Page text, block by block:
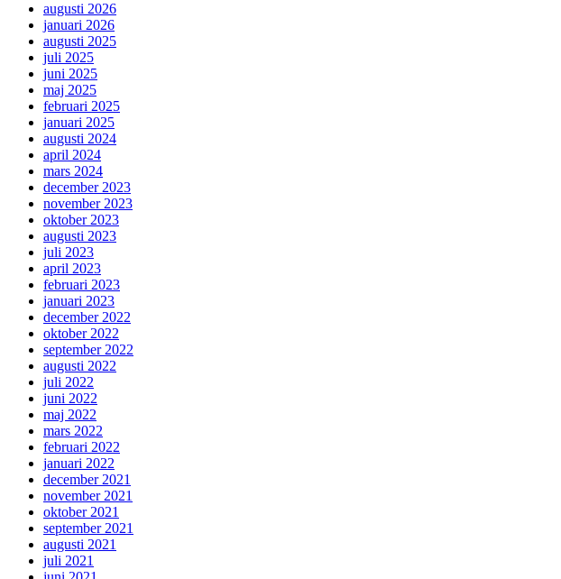
augusti 2026
januari 2026
augusti 2025
juli 2025
juni 2025
maj 2025
februari 2025
januari 2025
augusti 2024
april 2024
mars 2024
december 2023
november 2023
oktober 2023
augusti 2023
juli 2023
april 2023
februari 2023
januari 2023
december 2022
oktober 2022
september 2022
augusti 2022
juli 2022
juni 2022
maj 2022
mars 2022
februari 2022
januari 2022
december 2021
november 2021
oktober 2021
september 2021
augusti 2021
juli 2021